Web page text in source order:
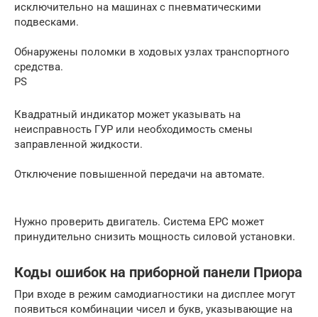
исключительно на машинах с пневматическими
подвесками.
Обнаружены поломки в ходовых узлах транспортного
средства.
PS
Квадратный индикатор может указывать на
неисправность ГУР или необходимость смены
заправленной жидкости.
Отключение повышенной передачи на автомате.
Нужно проверить двигатель. Система ЕРС может
принудительно снизить мощность силовой установки.
Коды ошибок на приборной панели Приора
При входе в режим самодиагностики на дисплее могут
появиться комбинации чисел и букв, указывающие на